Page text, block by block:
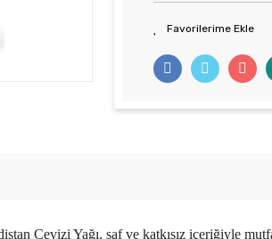
Cevizi Yağı, saf ve katkısız içeriğiyle